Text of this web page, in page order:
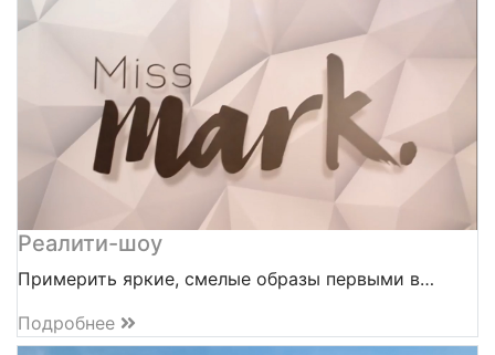
Реалити-шоу
Примерить яркие, смелые образы первыми в…
Подробнее